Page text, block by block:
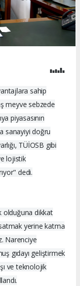
sahip
meyve sebzede
piyasasının
sanayiyi doğru
TÜİOSB gibi
lojistik
dedi.
olduğuna dikkat
yerine katma
Narenciye
gıdayı geliştirmek
ve teknolojik